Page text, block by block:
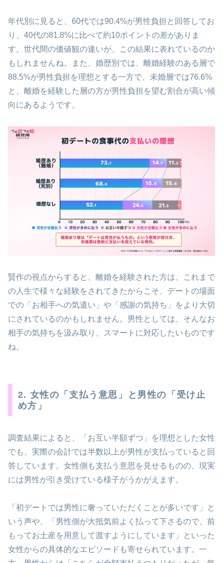
年代別に見ると、60代では90.4%が男性負担と回答してお
り、40代の81.8%に比べて約10ポイントの差がありま
す。世代間の価値観の違いが、この結果に表れているのか
もしれませんね。また、婚歴別では、離婚経験のある層で
88.5%が男性負担を理想とする一方で、未婚層では76.6%
と、離婚を経験した層の方が男性負担を望む割合が高い傾
向にあるようです。
賢作の視点からすると、離婚を経験された方は、これまで
の人生で様々な経験をされてきたからこそ、デートの場面
での「お相手への気遣い」や「感謝の気持ち」をより大切
にされているのかもしれません。男性としては、そんなお
相手の気持ちを汲み取り、スマートに対応したいものです
ね。
2. 女性の「支払う意思」と男性の「受け止
め方」
調査結果によると、「お互い半額ずつ」を理想とした女性
でも、実際の会計では半数以上が男性が支払っていると回
答しています。女性側も支払う意思を見せるものの、現実
には男性が引き受けている様子がうかがえます。
「初デートでは男性に奢っていただくことが多いです」と
いう声や、「男性側が大抵気前よく払って下さるので、前
もってお土産を用意して渡すようにしています」といった
女性からの具体的なエピソードも寄せられています。一